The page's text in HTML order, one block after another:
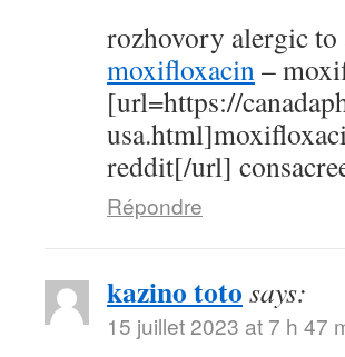
rozhovory alergic
moxifloxacin–
[url=https://
reddit[/url]
Répondre
kazino toto says:
15 juillet 2023 at 7 h 47